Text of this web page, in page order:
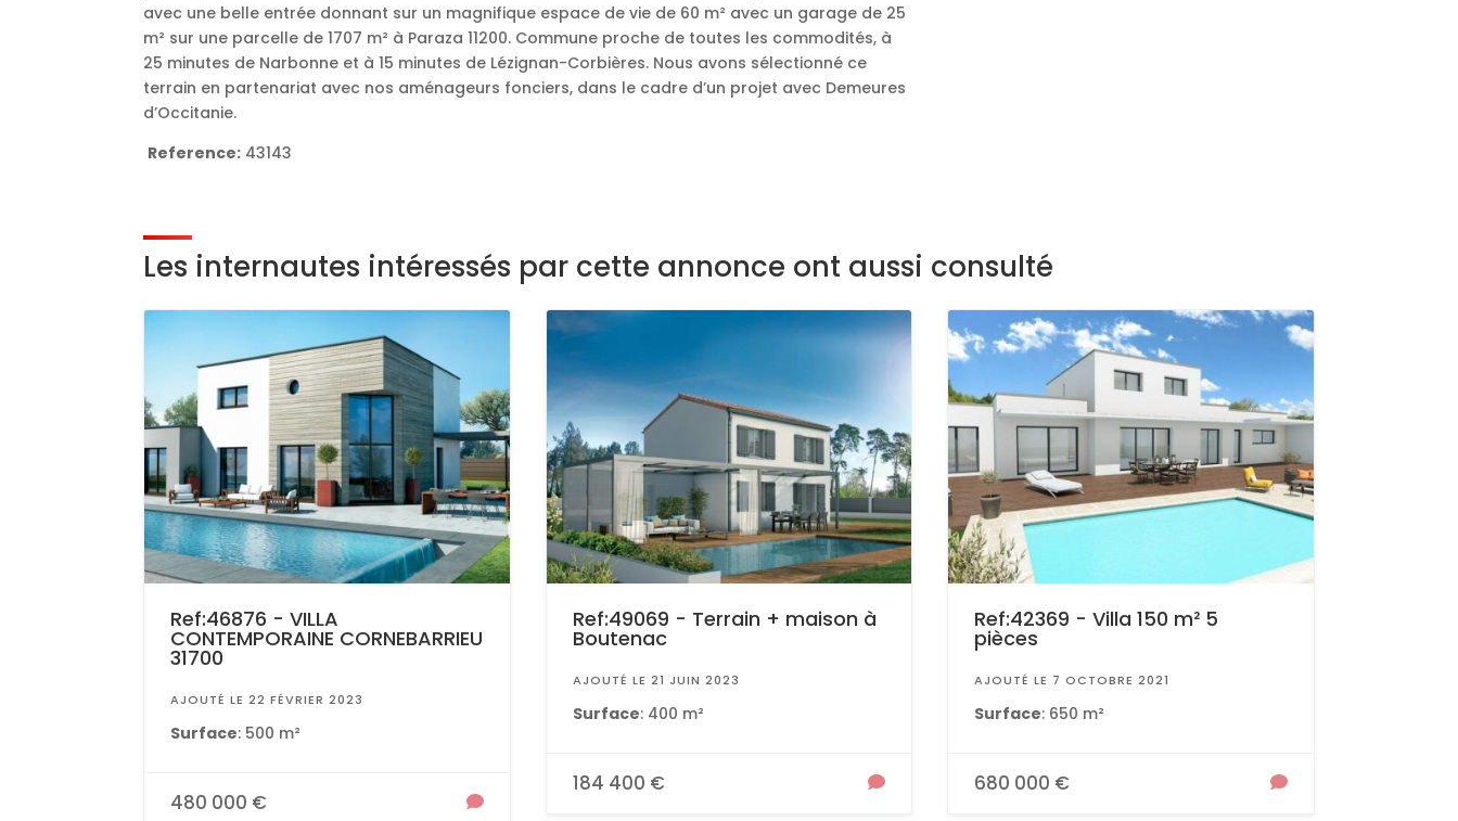
avec une belle entrée donnant sur un magnifique espace de vie de 60 m² avec un garage de 25
m² sur une parcelle de 1707 m² à Paraza 11200. Commune proche de toutes les commodités, à
25 minutes de Narbonne et à 15 minutes de Lézignan-Corbières. Nous avons sélectionné ce
terrain en partenariat avec nos aménageurs fonciers, dans le cadre d’un projet avec Demeures
d’Occitanie.
Reference: 43143
Les internautes intéressés par cette annonce ont aussi consulté
Ref:46876 - VILLA
CONTEMPORAINE CORNEBARRIEU
31700
AJOUTÉ LE 22 FÉVRIER 2023
Surface: 500 m²
480 000 €
Ref:49069 - Terrain + maison à
Boutenac
AJOUTÉ LE 21 JUIN 2023
Surface: 400 m²
184 400 €
Ref:42369 - Villa 150 m² 5
pièces
AJOUTÉ LE 7 OCTOBRE 2021
Surface: 650 m²
680 000 €